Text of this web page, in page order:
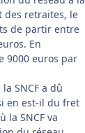
des retraites, le
de partir entre
En
9000 euros par
SNCF a dû
en est-il du fret
la SNCF va